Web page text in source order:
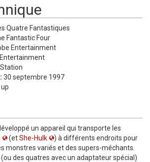
Quatre Fantastiques
Fantastic Four
Entertainment
30 septembre 1997
un appareil qui transporte les
(etShe-Hulk
) à différents endroits pour
monstres variés et des supers-méchants.
des quatres avec un adaptateur spécial)